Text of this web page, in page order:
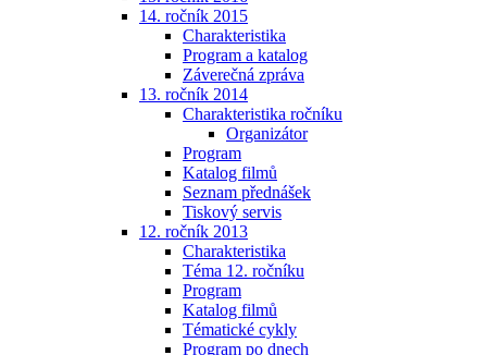
14. ročník 2015
Charakteristika
Program a katalog
Záverečná zpráva
13. ročník 2014
Charakteristika ročníku
Organizátor
Program
Katalog filmů
Seznam přednášek
Tiskový servis
12. ročník 2013
Charakteristika
Téma 12. ročníku
Program
Katalog filmů
Tématické cykly
Program po dnech